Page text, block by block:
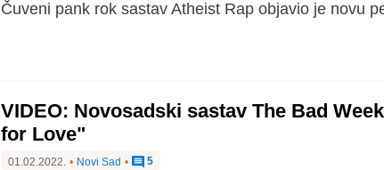
Čuveni pank rok sastav Atheist Rap objavio je novu
VIDEO: Novosadski sastav The Bad
for Love"
01.02.2022. • Novi Sad • 5